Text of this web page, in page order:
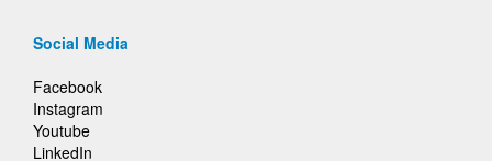
Social Media
Facebook
Instagram
Youtube
LinkedIn